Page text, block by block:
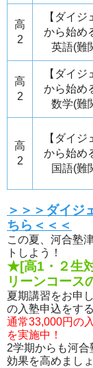
高
2
【ダイジ
から始め
英語(難
高
2
【ダイジ
から始め
数学(難
高
2
【ダイジ
から始め
国語(難
＞＞＞ダイジ
ちら＜＜＜
この夏、河合塾
トしよう！
★[高1・２生
リーンコー
夏期講習をお申
の入塾申込をする
通常33,000円の
を実施中！
2学期からも河
効果を高めましょ